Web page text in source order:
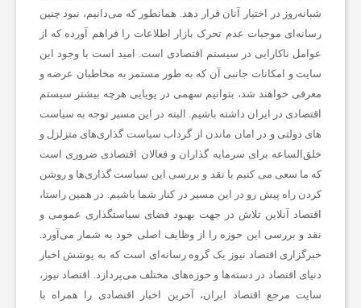
شبانه‌روز در اختیار آنان قرار دهد. همانطور که می‌دانیم، نبود چنین
رسانه‌ای موجبات عدم تحرک بازار اطلاعات را فراهم آورده که از
عوامل ناکارایی در سیستم اقتصادی است. امید است با وجود این
سایت و امکانات جانبی آن که به طور مستمر به مخاطبان عرضه و
معرفی خواهند شد، بتوانیم سهمی در پویایی هرچه بیشتر سیستم
اقتصادی در ایران داشته باشیم. البته در این مسیر توجه به سیاست
های دولتی و در امان ماندن از گرداب سیاست گذاری‌های متزلزل و
خلق‌الساعه برای سرمایه گذاران و فعالان اقتصادی ضروری است
که ما سعی می کنیم با نقد و بررسی این سیاست گذاری‌ها و روشن
کردن راه پیش رو در این مسیر در کنار شما باشیم. در همین راستا،
اقتصاد آنلاین تلاش در جهت بهبود فضای سیاستگذاری عمومی و
نقد و بررسی این حوزه را از وظایف اصلی خود به شمار می‌آورد.
خبرگزاری اقتصاد نیوز یک گروه رسانه‌ای است که به پوشش اخبار
دنیای اقتصاد در دسته‌ها و حوزه‌های مختلف می‌پردازد. اقتصاد نیوز،
سایت مرجع اقتصاد ایران، آخرین اخبار اقتصادی را همراه با